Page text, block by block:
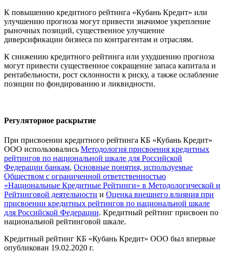
К повышению кредитного рейтинга «Кубань Кредит» или
улучшению прогноза могут привести значимое укрепление
рыночных позиций, существенное улучшение
диверсификации бизнеса по контрагентам и отраслям.
К снижению кредитного рейтинга или ухудшению прогноза
могут привести существенное сокращение запаса капитала и
рентабельности, рост склонности к риску, а также ослабление
позиции по фондированию и ликвидности.
Регуляторное раскрытие
При присвоении кредитного рейтинга КБ «Кубань Кредит»
ООО использовались Методология присвоения кредитных
рейтингов по национальной шкале для Российской
Федерации банкам, Основные понятия, используемые
Обществом с ограниченной ответственностью
«Национальные Кредитные Рейтинги» в Методологической и
Рейтинговой деятельности и Оценка внешнего влияния при
присвоении кредитных рейтингов по национальной шкале
для Российской Федерации. Кредитный рейтинг присвоен по
национальной рейтинговой шкале.
Кредитный рейтинг КБ «Кубань Кредит» ООО был впервые
опубликован 19.02.2020 г.